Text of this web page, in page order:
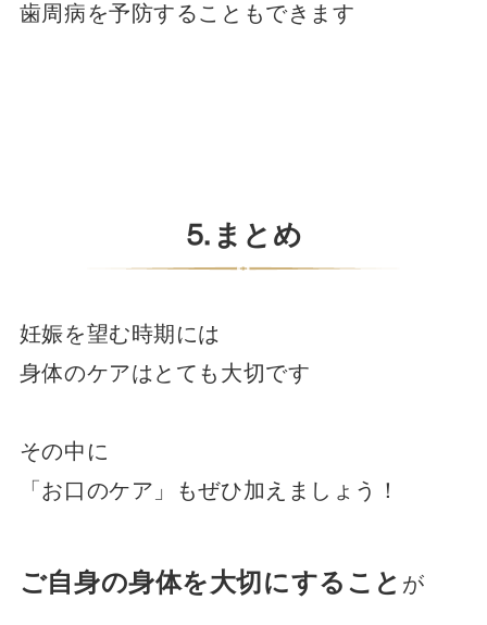
歯周病を予防することもできます
⒌まとめ
妊娠を望む時期には
身体のケアはとても大切です
その中に
「お口のケア」もぜひ加えましょう！
ご自身の身体を大切にすること が